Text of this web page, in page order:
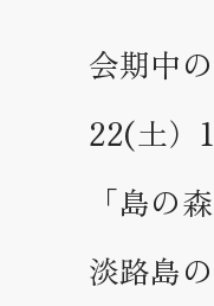
会期中
22(土）
「島の
淡路島